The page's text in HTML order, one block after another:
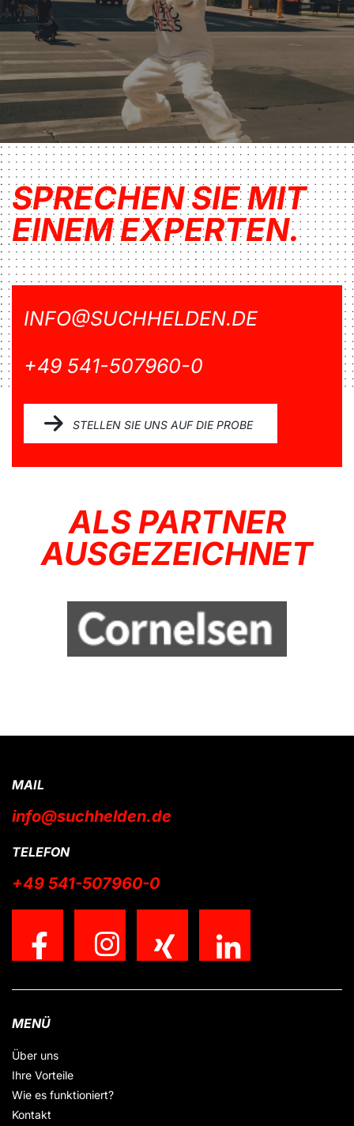
SPRECHEN SIE MIT
EINEM EXPERTEN.
INFO@SUCHHELDEN.DE
+49 541-507960-0
STELLEN SIE UNS AUF DIE PROBE
ALS PARTNER
AUSGEZEICHNET
MAIL
info@suchhelden.de
TELEFON
+49 541-507960-0
MENÜ
Über uns
Ihre Vorteile
Wie es funktioniert?
Kontakt